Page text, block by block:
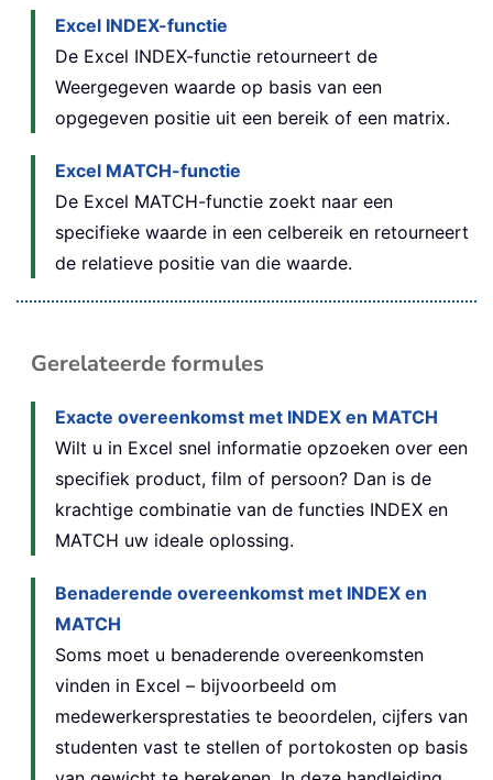
Excel INDEX-functie
De Excel INDEX-functie retourneert de
Weergegeven waarde op basis van een
opgegeven positie uit een bereik of een matrix.
Excel MATCH-functie
De Excel MATCH-functie zoekt naar een
specifieke waarde in een celbereik en retourneert
de relatieve positie van die waarde.
Gerelateerde formules
Exacte overeenkomst met INDEX en MATCH
Wilt u in Excel snel informatie opzoeken over een
specifiek product, film of persoon? Dan is de
krachtige combinatie van de functies INDEX en
MATCH uw ideale oplossing.
Benaderende overeenkomst met INDEX en
MATCH
Soms moet u benaderende overeenkomsten
vinden in Excel – bijvoorbeeld om
medewerkersprestaties te beoordelen, cijfers van
studenten vast te stellen of portokosten op basis